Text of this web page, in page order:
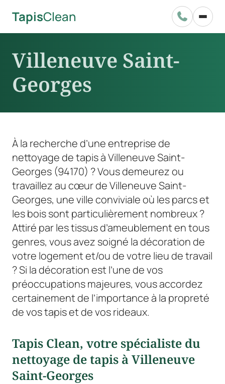
TapisClean 
Villeneuve Saint-
Georges
À la recherche d’une entreprise de
nettoyage de tapis à Villeneuve Saint-
Georges (94170) ? Vous demeurez ou
travaillez au cœur de Villeneuve Saint-
Georges, une ville conviviale où les parcs et
les bois sont particulièrement nombreux ?
Attiré par les tissus d’ameublement en tous
genres, vous avez soigné la décoration de
votre logement et/ou de votre lieu de travail
? Si la décoration est l’une de vos
préoccupations majeures, vous accordez
certainement de l’importance à la propreté
de vos tapis et de vos rideaux.
Tapis Clean, votre spécialiste du
nettoyage de tapis à Villeneuve
Saint-Georges